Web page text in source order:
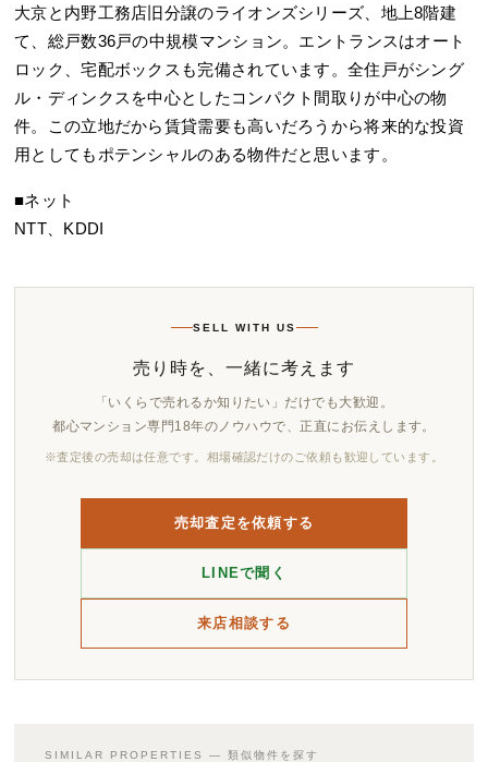
大京と内野工務店旧分譲のライオンズシリーズ、地上8階建
て、総戸数36戸の中規模マンション。エントランスはオート
ロック、宅配ボックスも完備されています。全住戸がシング
ル・ディンクスを中心としたコンパクト間取りが中心の物
件。この立地だから賃貸需要も高いだろうから将来的な投資
用としてもポテンシャルのある物件だと思います。
■ネット
NTT、KDDI
SELL WITH US
売り時を、一緒に考えます
「いくらで売れるか知りたい」だけでも大歓迎。
都心マンション専門18年のノウハウで、正直にお伝えします。
※査定後の売却は任意です。相場確認だけのご依頼も歓迎しています。
売却査定を依頼する
LINEで聞く
来店相談する
SIMILAR PROPERTIES — 類似物件を探す